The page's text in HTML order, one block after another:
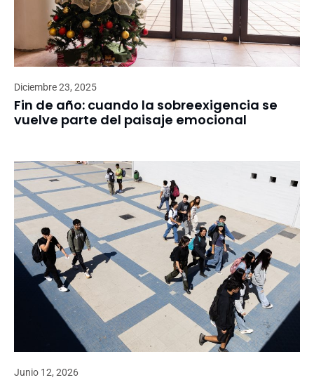
Diciembre 23, 2025
Fin de año: cuando la sobreexigencia se
vuelve parte del paisaje emocional
Junio 12, 2026